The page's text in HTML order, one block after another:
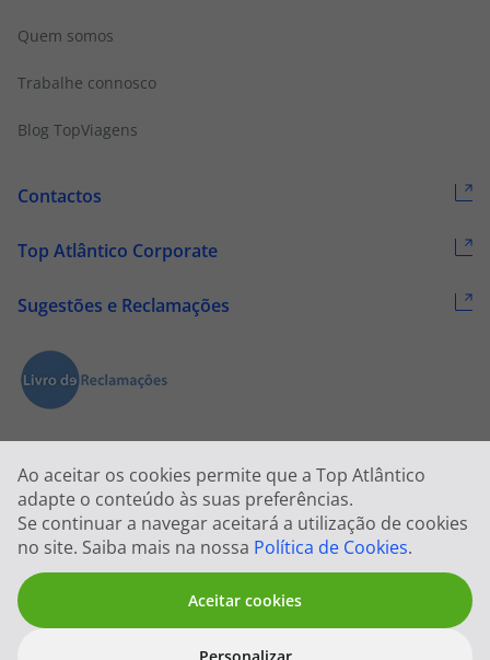
Ao aceitar os cookies permite que a Top Atlântico
adapte o conteúdo às suas preferências.
Se continuar a navegar aceitará a utilização de cookies
no site. Saiba mais na nossa Política de Cookies.
Aceitar cookies
Quem somos
Trabalhe connosco
Blog TopViagens
Contactos
Top Atlântico Corporate
Sugestões e Reclamações
2026 © Todos os direitos reservados:Top Atlântico, Viagens e Turismo